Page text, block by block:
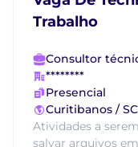
Trabalho
Consultor
********
Presencial
Curitibanos / SC
Atividades a
salvar arquivos